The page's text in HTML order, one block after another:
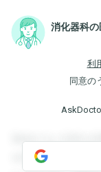
消化器科
利
同意の
登録すると回答を
を閲覧することが